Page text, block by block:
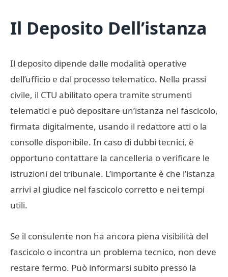
Il Deposito Dell’istanza
Il deposito dipende dalle modalità operative
dell’ufficio e dal processo telematico. Nella prassi
civile, il CTU abilitato opera tramite strumenti
telematici e può depositare un’istanza nel fascicolo,
firmata digitalmente, usando il redattore atti o la
consolle disponibile. In caso di dubbi tecnici, è
opportuno contattare la cancelleria o verificare le
istruzioni del tribunale. L’importante è che l’istanza
arrivi al giudice nel fascicolo corretto e nei tempi
utili.
Se il consulente non ha ancora piena visibilità del
fascicolo o incontra un problema tecnico, non deve
restare fermo. Può informarsi subito presso la